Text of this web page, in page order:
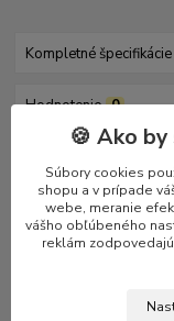
Kompletné špecifikácie
Hodnotenie 0
Kompletné
Originálna štýlová
Jedná sa o
nahradíte inou.
🍪 Ako
Súbory cookies
shopu a v prípade
webe, meranie
vášho obľúbeného
reklám